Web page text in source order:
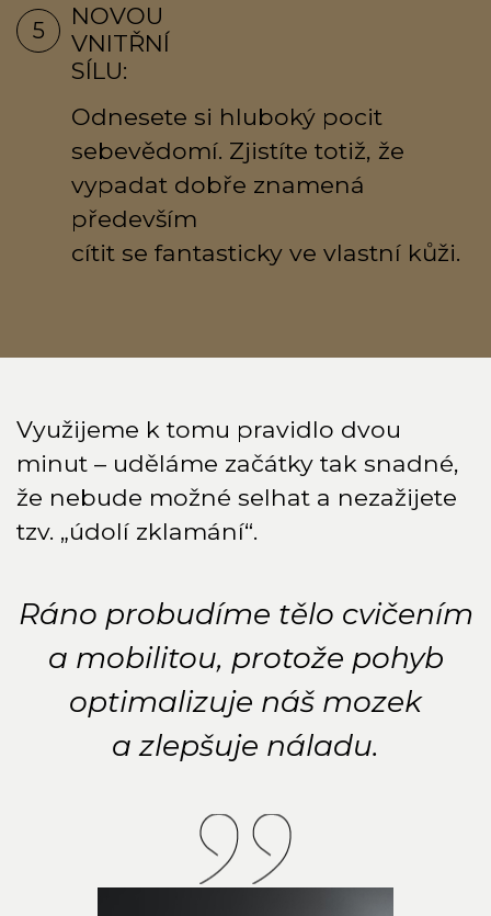
5
NOVOU
VNITŘNÍ
SÍLU:
Odnesete si hluboký pocit
sebevědomí. Zjistíte totiž, že
vypadat dobře znamená
především
cítit se fantasticky ve vlastní kůži.
Využijeme k tomu pravidlo dvou
minut – uděláme začátky tak snadné,
že nebude možné selhat a nezažijete
tzv. „údolí zklamání“.
Ráno probudíme tělo cvičením
a mobilitou, protože pohyb
optimalizuje náš mozek
a zlepšuje náladu.